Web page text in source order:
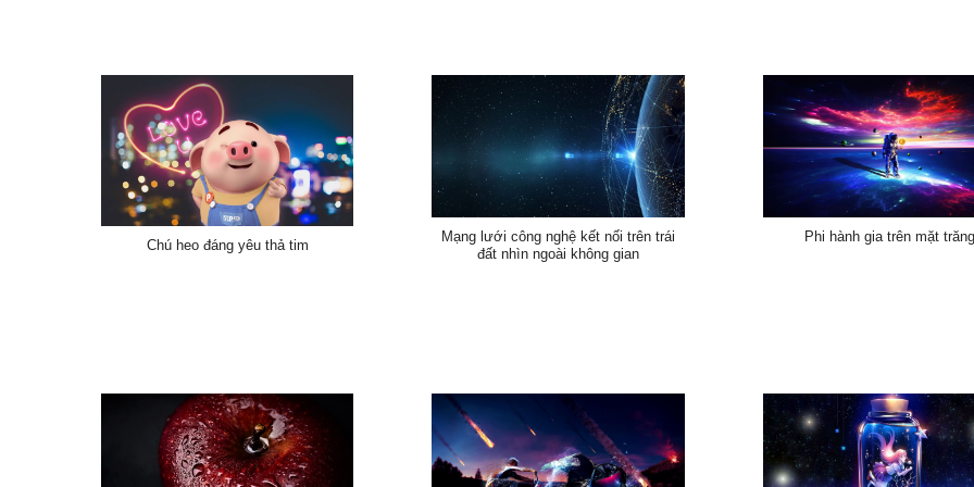
Chú heo đáng yêu thả tim
Mạng lưới công nghệ kết nối trên trái
đất nhìn ngoài không gian
Phi hành gia trên mặt trăng